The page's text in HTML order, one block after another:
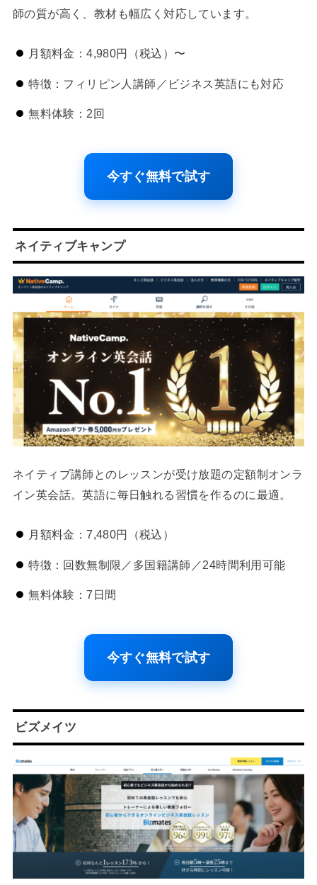
師の質が高く、教材も幅広く対応しています。
月額料金：4,980円（税込）〜
特徴：フィリピン人講師／ビジネス英語にも対応
無料体験：2回
今すぐ無料で試す
ネイティブキャンプ
ネイティブ講師とのレッスンが受け放題の定額制オンラ
イン英会話。英語に毎日触れる習慣を作るのに最適。
月額料金：7,480円（税込）
特徴：回数無制限／多国籍講師／24時間利用可能
無料体験：7日間
今すぐ無料で試す
ビズメイツ